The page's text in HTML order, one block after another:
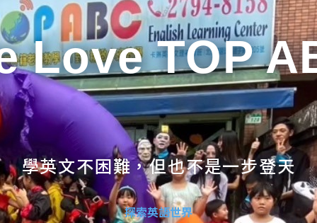
Love TOP
學英文不困難，但也不是一步登天
探索英語世界